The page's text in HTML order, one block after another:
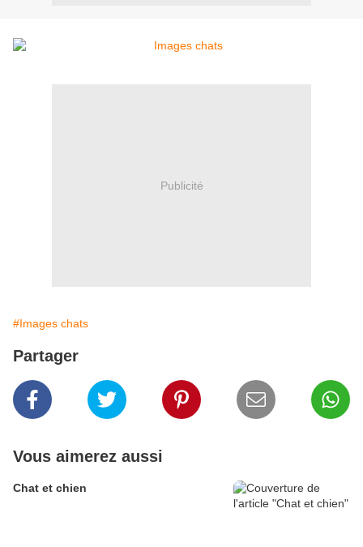
Publicité
#Images chats
Partager
Vous aimerez aussi
Chat et chien